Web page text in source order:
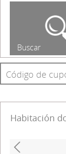
Buscar
Código de
Habitación